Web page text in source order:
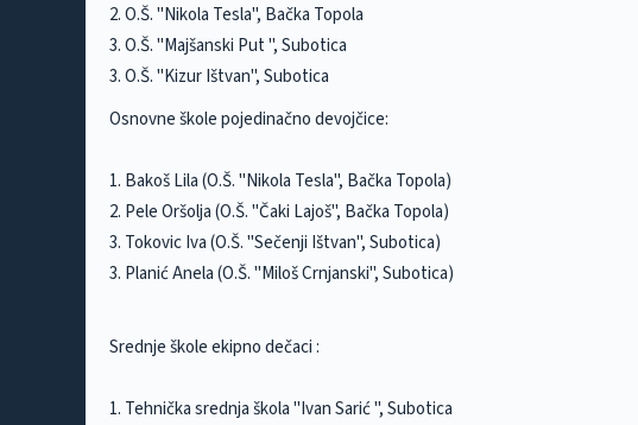
2. O.Š. "Nikola Tesla", Bačka Topola
3. O.Š. "Majšanski Put ", Subotica
3. O.Š. "Kizur Ištvan", Subotica
Osnovne škole pojedinačno devojčice:
1. Bakoš Lila (O.Š. "Nikola Tesla", Bačka Topola)
2. Pele Oršolja (O.Š. "Čaki Lajoš", Bačka Topola)
3. Tokovic Iva (O.Š. "Sečenji Ištvan", Subotica)
3. Planić Anela (O.Š. "Miloš Crnjanski", Subotica)
Srednje škole ekipno dečaci :
1. Tehnička srednja škola "Ivan Sarić ", Subotica